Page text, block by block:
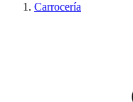
Carrocería